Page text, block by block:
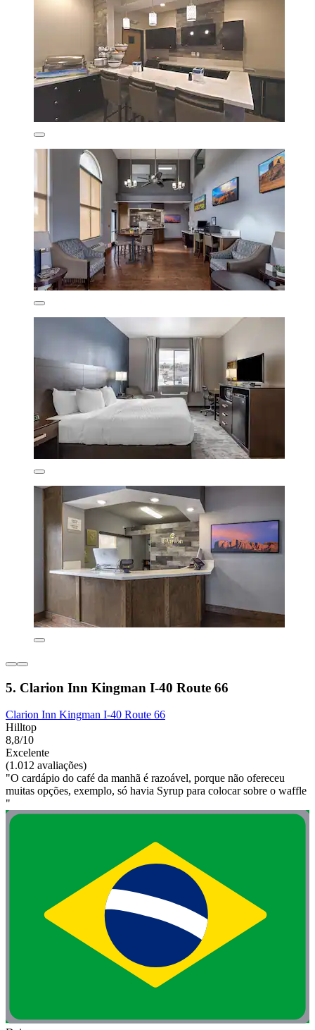
5. Clarion Inn Kingman I-40 Route 66
Clarion Inn Kingman I-40 Route 66
Hilltop
8,8/10
Excelente
(1.012 avaliações)
"O cardápio do café da manhã é razoável, porque não ofereceu
muitas opções, exemplo, só havia Syrup para colocar sobre o waffle
"